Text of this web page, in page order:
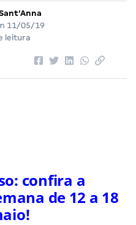
11/05/19
leitura
confira a
de 12 a 18